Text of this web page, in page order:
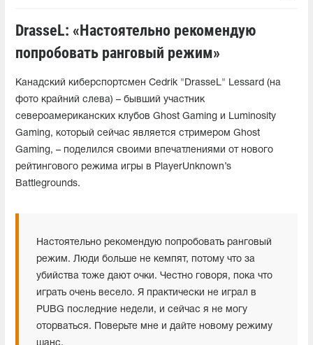
DrasseL: «Настоятельно рекомендую
попробовать ранговый режим»
Канадский киберспортсмен Cedrik "DrasseL" Lessard (на
фото крайний слева) – бывший участник
североамериканских клубов Ghost Gaming и Luminosity
Gaming, который сейчас является стримером Ghost
Gaming, – поделился своими впечатлениями от нового
рейтингового режима игры в PlayerUnknown’s
Battlegrounds.
Настоятельно рекомендую попробовать ранговый
режим. Люди больше не кемпят, потому что за
убийства тоже дают очки. Честно говоря, пока что
играть очень весело. Я практически не играл в
PUBG последние недели, и сейчас я не могу
оторваться. Поверьте мне и дайте новому режиму
шанс.